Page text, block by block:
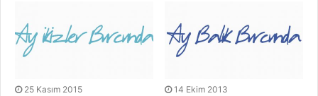
25 Kasım 2015 14 Ekim 2013